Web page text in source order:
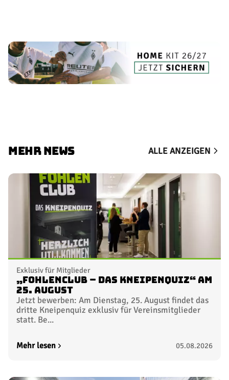
MEHR NEWS ALLE ANZEIGEN
Exklusiv für Mitglieder
„FohlenClub – Das Kneipenquiz“ am
25. August
Jetzt bewerben: Am Dienstag, 25. August findet das
dritte Kneipenquiz exklusiv für Vereinsmitglieder
statt. Be...
Mehr lesen 05.08.2026